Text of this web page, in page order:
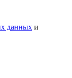
данных и